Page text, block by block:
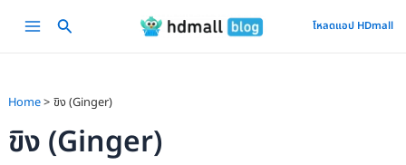
Main
โหลดแอป HDmall
Home ขิง (Ginger)
ขิง (Ginger)